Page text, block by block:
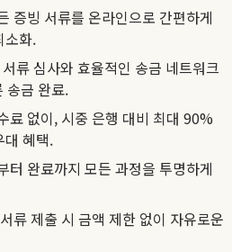
증빙 서류를 온라인으로 간편하게
소화.
류 심사와 효율적인 송금 네트워크
송금 완료.
료 없이, 시중 은행 대비 최대 90%
대 혜택.
터 완료까지 모든 과정을 투명하게
류 제출 시 금액 제한 없이 자유로운